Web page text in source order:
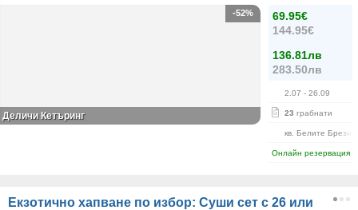
69.95€
144.95€
136.81лв
283.50лв
2.07 - 26.09
23 грабнати
кв. Белите Брези
Онлайн резервация
-52%
Деличи Кетъринг
Екзотично хапване по избор: Суши сет с 26 или